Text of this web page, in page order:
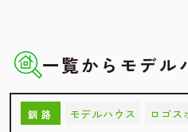
一覧からモデル
釧路 モデルハウス ロゴス